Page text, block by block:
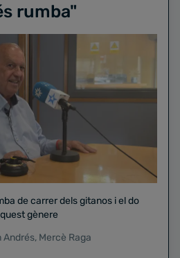
rumba"
de carrer dels gitanos i el do
gènere
Andrés, Mercè Raga